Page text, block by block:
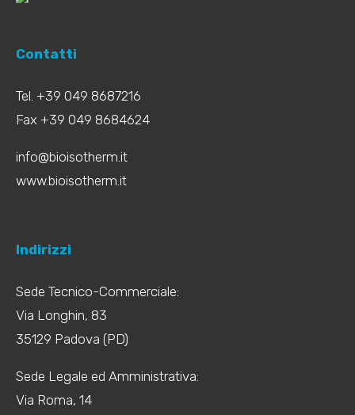
Contatti
Tel. +39 049 8687216
Fax +39 049 8684624
info@bioisotherm.it
www.bioisotherm.it
Indirizzi
Sede Tecnico-Commerciale:
Via Longhin, 83
35129 Padova (PD)
Sede Legale ed Amministrativa:
Via Roma, 14